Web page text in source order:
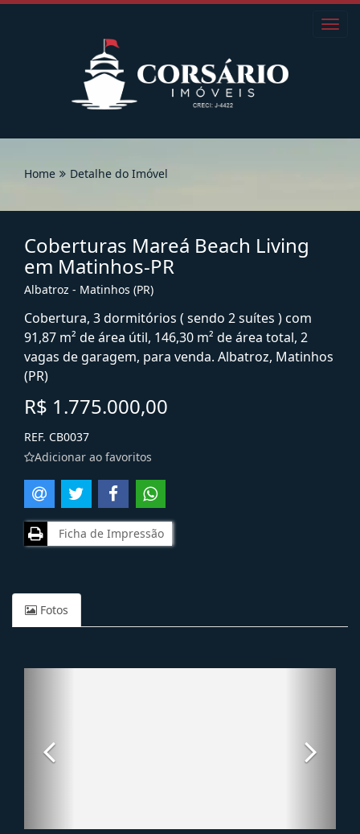
Home Detalhe do Imóvel
Coberturas Mareá Beach Living
em Matinhos-PR
Albatroz - Matinhos (PR)
Cobertura, 3 dormitórios ( sendo 2 suítes ) com
91,87 m² de área útil, 146,30 m² de área total, 2
vagas de garagem, para venda. Albatroz, Matinhos
(PR)
R$ 1.775.000,00
REF. CB0037
Adicionar ao favoritos
Ficha de Impressão
Fotos